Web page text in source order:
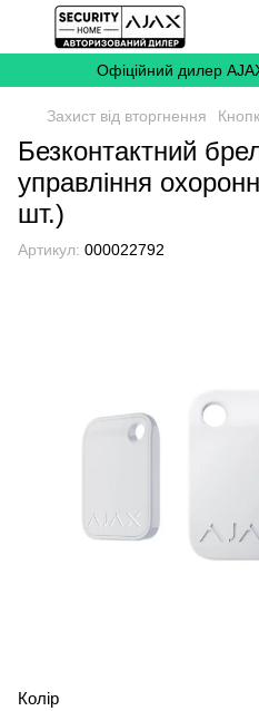
Офіційний дилер
Захист від вторгнення
Безконтактний
управління
шт.)
Артикул: 000022792
Колір